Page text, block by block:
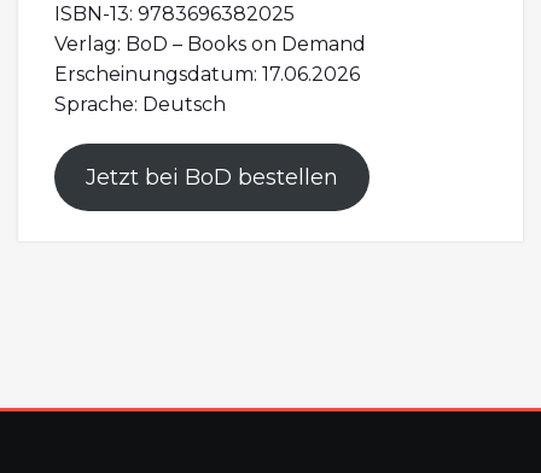
ISBN-13: 9783696382025
Verlag: BoD – Books on Demand
Erscheinungsdatum: 17.06.2026
Sprache: Deutsch
Jetzt bei BoD bestellen